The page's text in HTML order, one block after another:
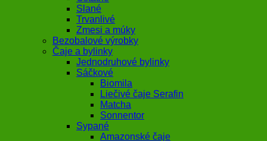
Slané
Trvanlivé
Zmesi a múky
Bezobalové výrobky
Čaje a bylinky
Jednodruhové bylinky
Sáčkové
Biomila
Liečivé čaje Serafin
Matcha
Sonnentor
Sypané
Amazonské čaje